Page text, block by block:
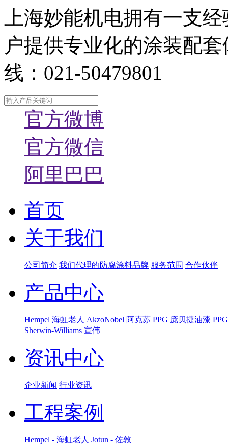
上海妙能机电拥有一支
户提供专业化的涂装配
线：021-50479801
官方微博
官方微信
阿里巴巴
首页
关于我们
公司简介 我们代理的防腐涂料品牌 服务范围 合作伙伴
产品中心
Hempel 海虹老人 AkzoNobel 阿克苏 PPG 庞贝捷油漆
Sherwin-Williams 宣伟
资讯中心
企业新闻 行业资讯
工程案例
Hempel - 海虹老人 Jotun - 佐敦